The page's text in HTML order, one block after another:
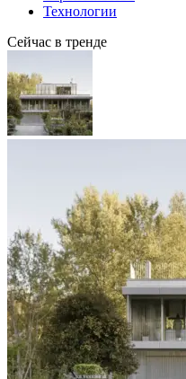
Технологии
Сейчас в тренде